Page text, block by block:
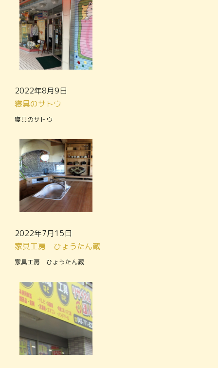
2022年8月9日
寝具のサトウ
寝具のサトウ
2022年7月15日
家具工房 ひょうたん蔵
家具工房 ひょうたん蔵